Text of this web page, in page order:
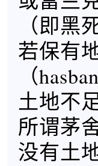
（即
若保有
（
土地不
所谓茅
没有土